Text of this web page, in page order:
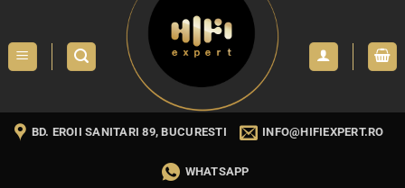
content
BD. EROII SANITARI 89, BUCURESTI INFO@HIFIEXPERT.RO
WHATSAPP